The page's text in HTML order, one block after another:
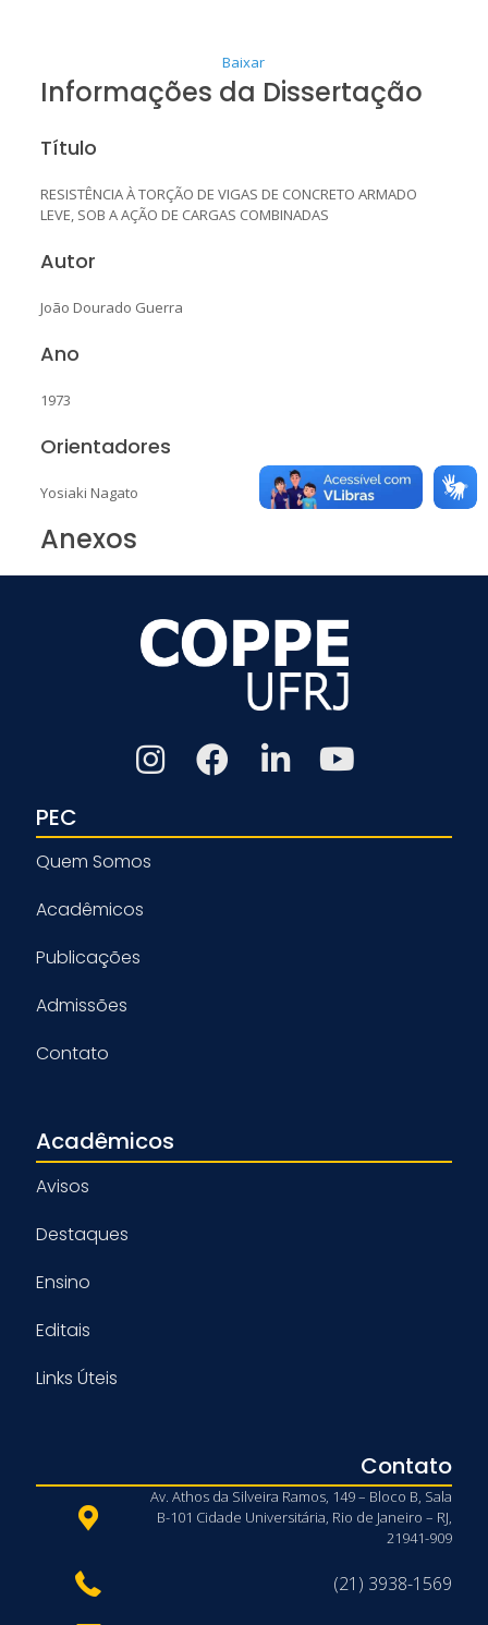
Baixar
Informações da Dissertação
Título
RESISTÊNCIA À TORÇÃO DE VIGAS DE CONCRETO ARMADO
LEVE, SOB A AÇÃO DE CARGAS COMBINADAS
Autor
João Dourado Guerra
Ano
1973
Orientadores
Yosiaki Nagato
Anexos
PEC
Quem Somos
Acadêmicos
Publicações
Admissões
Contato
Acadêmicos
Avisos
Destaques
Ensino
Editais
Links Úteis
Contato
Av. Athos da Silveira Ramos, 149 – Bloco B, Sala
B-101 Cidade Universitária, Rio de Janeiro – RJ,
21941-909
(21) 3938-1569